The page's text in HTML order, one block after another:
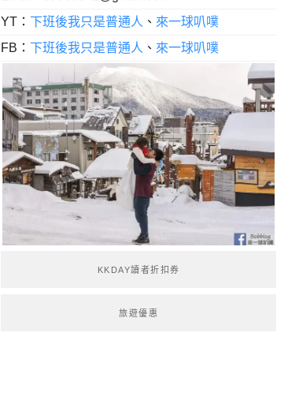
YT：下班後我只是普通人 、 來一球叭噗
FB：下班後我只是普通人 、 來一球叭噗
KKDAY讀者折扣券
旅遊優惠